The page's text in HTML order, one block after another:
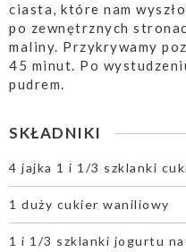
ciasta, które nam
po zewnętrznych
maliny. Przykrywamy
45 minut. Po
pudrem.
SKŁADNIKI
4 jajka 1 i 1/3 szklanki
1 duży cukier waniliowy
1 i 1/3 szklanki jogurtu